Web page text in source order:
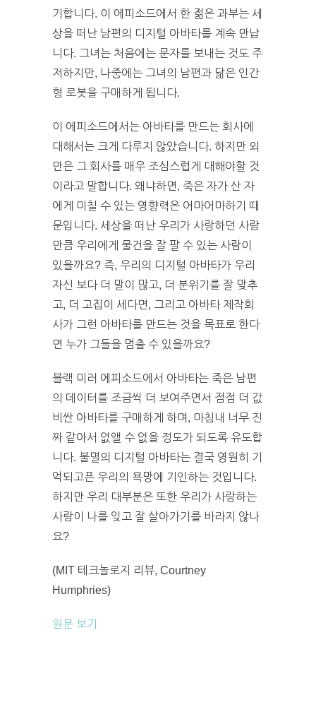
기합니다. 이 에피소드에서 한 젊은 과부는 세
상을 떠난 남편의 디지털 아바타를 계속 만납
니다. 그녀는 처음에는 문자를 보내는 것도 주
저하지만, 나중에는 그녀의 남편과 닮은 인간
형 로봇을 구매하게 됩니다.
이 에피소드에서는 아바타를 만드는 회사에
대해서는 크게 다루지 않았습니다. 하지만 외
만은 그 회사를 매우 조심스럽게 대해야할 것
이라고 말합니다. 왜냐하면, 죽은 자가 산 자
에게 미칠 수 있는 영향력은 어마어마하기 때
문입니다. 세상을 떠난 우리가 사랑하던 사람
만큼 우리에게 물건을 잘 팔 수 있는 사람이
있을까요? 즉, 우리의 디지털 아바타가 우리
자신 보다 더 말이 많고, 더 분위기를 잘 맞추
고, 더 고집이 세다면, 그리고 아바타 제작회
사가 그런 아바타를 만드는 것을 목표로 한다
면 누가 그들을 멈출 수 있을까요?
블랙 미러 에피소드에서 아바타는 죽은 남편
의 데이터를 조금씩 더 보여주면서 점점 더 값
비싼 아바타를 구매하게 하며, 마침내 너무 진
짜 같아서 없앨 수 없을 정도가 되도록 유도합
니다. 불멸의 디지털 아바타는 결국 영원히 기
억되고픈 우리의 욕망에 기인하는 것입니다.
하지만 우리 대부분은 또한 우리가 사랑하는
사람이 나를 잊고 잘 살아가기를 바라지 않나
요?
(MIT 테크놀로지 리뷰, Courtney
Humphries)
원문 보기